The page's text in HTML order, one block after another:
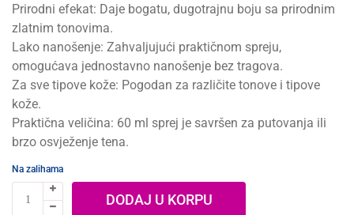
Prirodni efekat: Daje bogatu, dugotrajnu boju sa prirodnim
zlatnim tonovima.
Lako nanošenje: Zahvaljujući praktičnom spreju,
omogućava jednostavno nanošenje bez tragova.
Za sve tipove kože: Pogodan za različite tonove i tipove
kože.
Praktična veličina: 60 ml sprej je savršen za putovanja ili
brzo osvježenje tena.
Na zalihama
DODAJ U KORPU